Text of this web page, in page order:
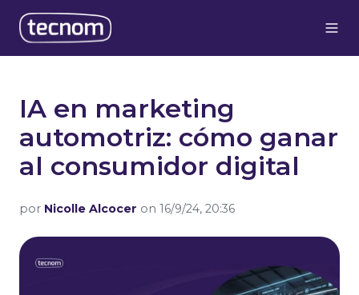
IA en marketing
automotriz: cómo ganar
al consumidor digital
por Nicolle Alcocer on 16/9/24, 20:36